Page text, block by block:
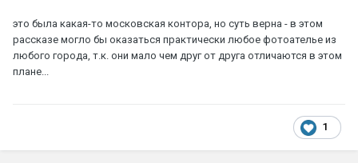
это была какая-то московская контора, но суть верна - в этом
рассказе могло бы оказаться практически любое фотоателье из
любого города, т.к. они мало чем друг от друга отличаются в этом
плане...
1